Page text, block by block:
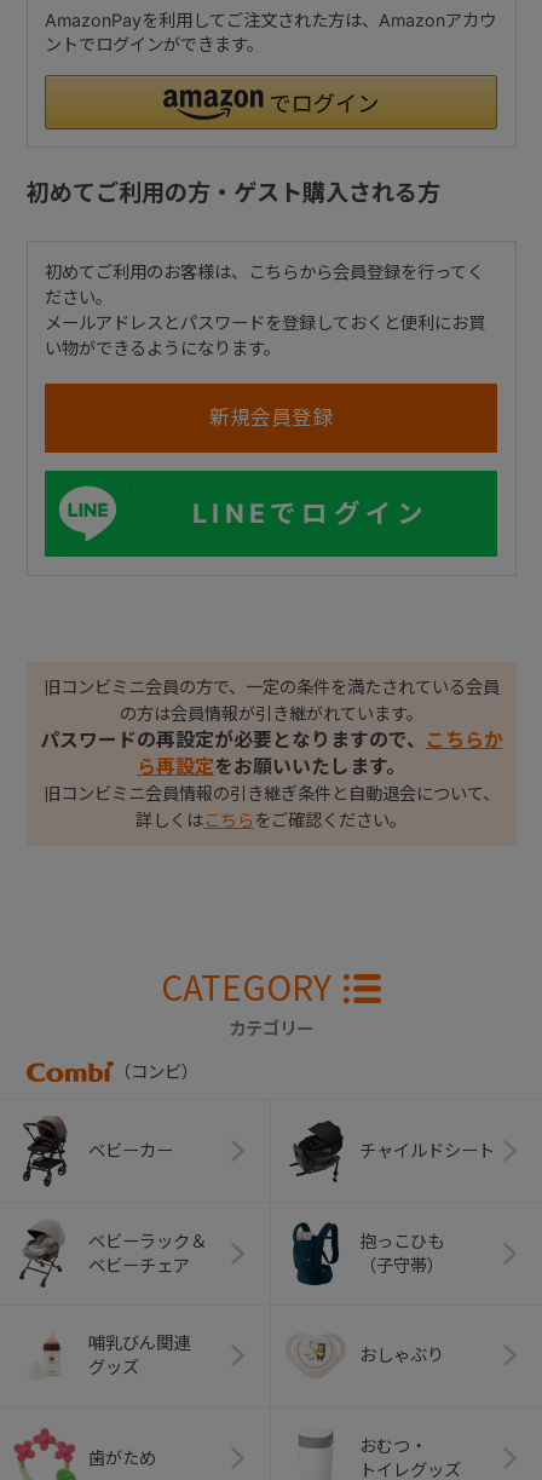
AmazonPayを利用してご注文された方は、Amazonアカウ
ントでログインができます。
初めてご利用の方・ゲスト購入される方
初めてご利用のお客様は、こちらから会員登録を行ってく
ださい。
メールアドレスとパスワードを登録しておくと便利にお買
い物ができるようになります。
LINEでログイン
旧コンビミニ会員の方で、一定の条件を満たされている会員
の方は会員情報が引き継がれています。
パスワードの再設定が必要となりますので、
こちらか
ら再設定をお願いいたします。
旧コンビミニ会員情報の引き継ぎ条件と自動退会について、
詳しくはこちら をご確認ください。
CATEGORY
カテゴリー
（コンビ）
ベビーカー チャイルドシート
ベビーラック＆
ベビーチェア
抱っこひも
（子守帯）
哺乳びん関連
グッズ
おしゃぶり
歯がため
おむつ・
トイレグッズ